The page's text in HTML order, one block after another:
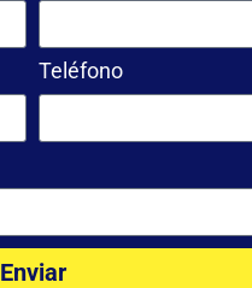
Teléfono
Enviar